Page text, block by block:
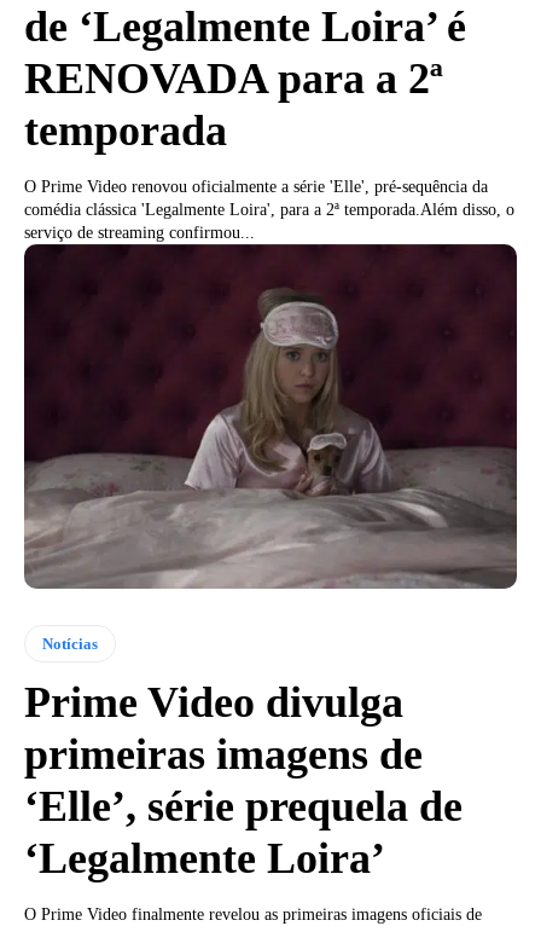
de ‘Legalmente Loira’ é
RENOVADA para a 2ª
temporada
O Prime Video renovou oficialmente a série 'Elle', pré-sequência da
comédia clássica 'Legalmente Loira', para a 2ª temporada.Além disso, o
serviço de streaming confirmou...
Notícias
Prime Video divulga
primeiras imagens de
‘Elle’, série prequela de
‘Legalmente Loira’
O Prime Video finalmente revelou as primeiras imagens oficiais de